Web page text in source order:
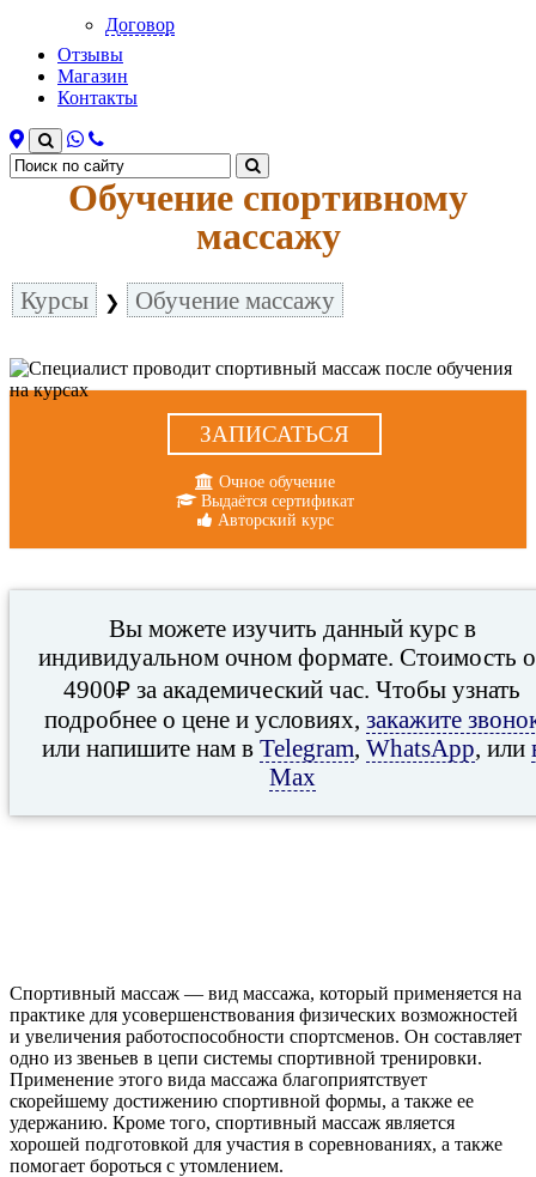
Договор
Отзывы
Магазин
Контакты
Обучение спортивному
массажу
Курсы ❯ Обучение массажу
ЗАПИСАТЬСЯ
Очное обучение
Выдаётся сертификат
Авторский курс
Вы можете изучить данный курс в
индивидуальном очном формате. Стоимость
4900₽ за академический час. Чтобы узнать
подробнее о цене и условиях, закажите
или напишите нам в Telegram WhatsApp , или
Max
Спортивный массаж — вид массажа, который применяется на
практике для усовершенствования физических возможностей
и увеличения работоспособности спортсменов. Он составляет
одно из звеньев в цепи системы спортивной тренировки.
Применение этого вида массажа благоприятствует
скорейшему достижению спортивной формы, а также ее
удержанию. Кроме того, спортивный массаж является
хорошей подготовкой для участия в соревнованиях, а также
помогает бороться с утомлением.